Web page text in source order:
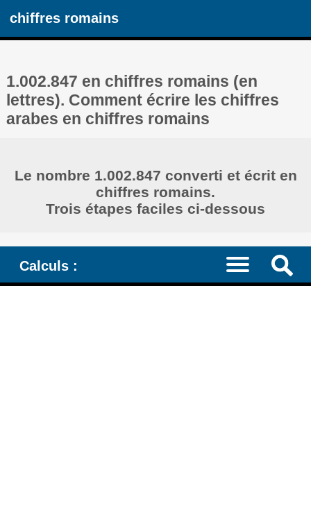
chiffres romains
1.002.847 en chiffres romains (en
lettres). Comment écrire les chiffres
arabes en chiffres romains
Le nombre 1.002.847 converti et écrit en
chiffres romains.
Trois étapes faciles ci-dessous
Calculs :